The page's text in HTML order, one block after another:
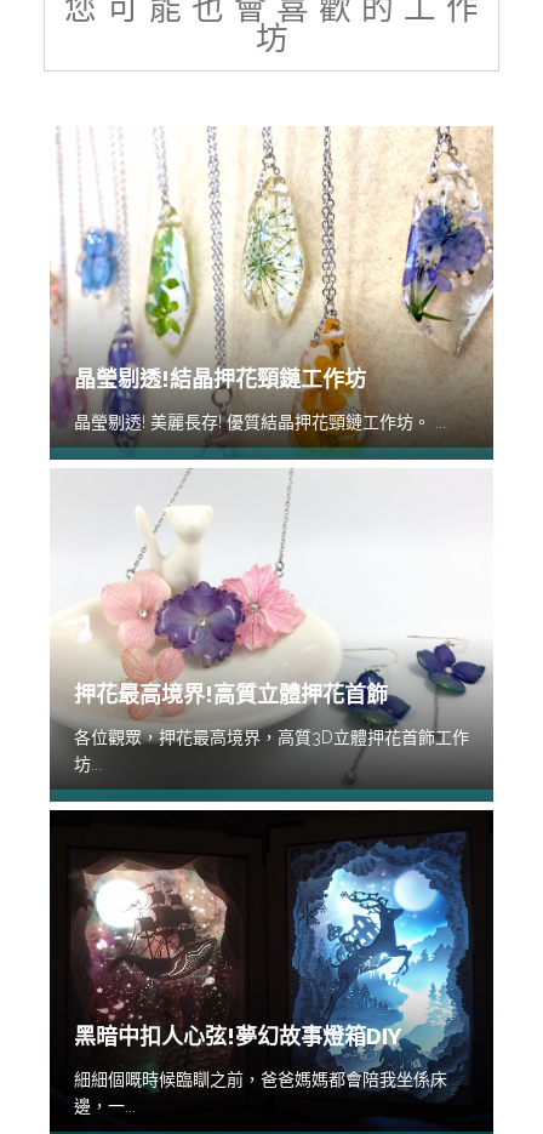
您 可 能 也 會 喜 歡 的 工 作
坊
晶瑩剔透!結晶押花頸鏈工作坊
晶瑩剔透! 美麗長存! 優質結晶押花頸鏈工作坊。 ...
押花最高境界!高質立體押花首飾
各位觀眾，押花最高境界，高質3D立體押花首飾工作
坊...
黑暗中扣人心弦!夢幻故事燈箱DIY
細細個嘅時候臨瞓之前，爸爸媽媽都會陪我坐係床
邊，一...